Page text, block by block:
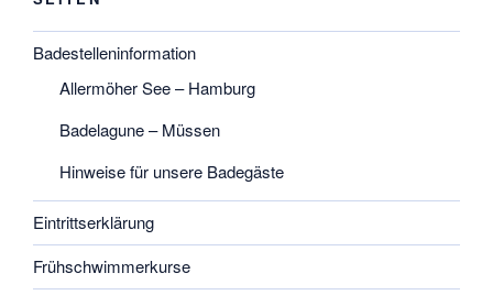
Badestelleninformation
Allermöher See – Hamburg
Badelagune – Müssen
Hinweise für unsere Badegäste
Eintrittserklärung
Frühschwimmerkurse